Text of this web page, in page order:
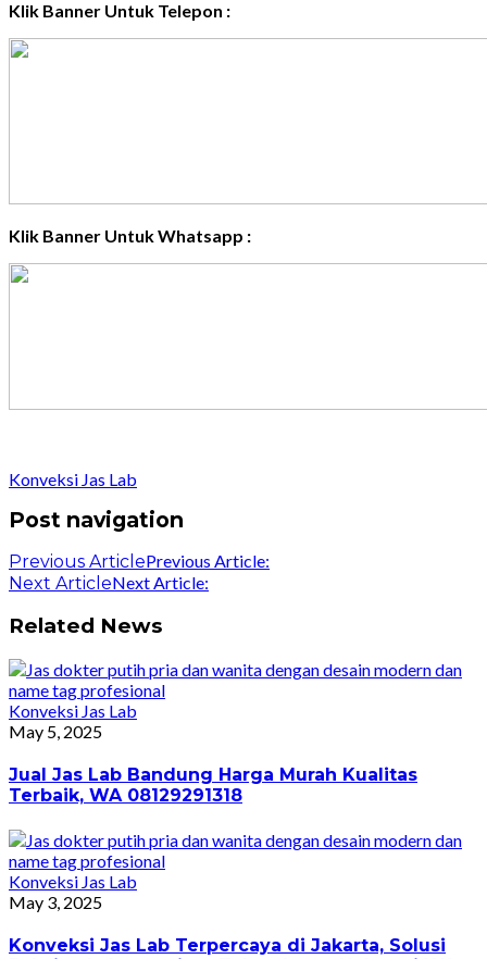
Klik Banner Untuk Telepon :
Klik Banner Untuk Whatsapp :
Konveksi Jas Lab
Post navigation
Previous ArticlePrevious Article:
Next ArticleNext Article:
Related News
Konveksi Jas Lab
May 5, 2025
Jual Jas Lab Bandung Harga Murah Kualitas
Terbaik, WA 08129291318
Konveksi Jas Lab
May 3, 2025
Konveksi Jas Lab Terpercaya di Jakarta, Solusi